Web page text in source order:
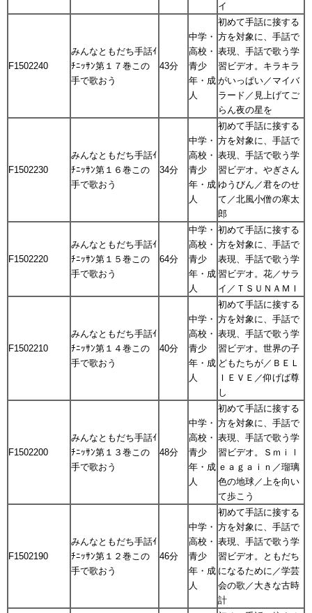
イ
F1502240
みんなともだち手話ｲ
ﾁﾆｯｻﾝ第１７巻この
手で歌おう
43分
中学・
高校・
青少
年・成
人
初めて手話に接する
方を対象に、手話で
表現、手話で歌う学
習ビデオ。キラキラ
がいっぱい／マイバ
ラード／見上げてご
らん夜の星を
F1502230
みんなともだち手話ｲ
ﾁﾆｯｻﾝ第１６巻この
手で歌おう
34分
中学・
高校・
青少
年・成
人
初めて手話に接する
方を対象に、手話で
表現、手話で歌う学
習ビデオ。やぎさん
ゆうびん／君をのせ
て／北風小僧の寒太
郎
F1502220
みんなともだち手話ｲ
ﾁﾆｯｻﾝ第１５巻この
手で歌おう
64分
中学・
高校・
青少
年・成
人
初めて手話に接する
方を対象に、手話で
表現、手話で歌う学
習ビデオ。花／サラ
イ／ＴＳＵＮＡＭＩ
F1502210
みんなともだち手話ｲ
ﾁﾆｯｻﾝ第１４巻この
手で歌おう
40分
中学・
高校・
青少
年・成
人
初めて手話に接する
方を対象に、手話で
表現、手話で歌う学
習ビデオ。世界の子
どもたちが／ＢＥＬ
ＩＥＶＥ／仰げば尊
し
F1502200
みんなともだち手話ｲ
ﾁﾆｯｻﾝ第１３巻この
手で歌おう
48分
中学・
高校・
青少
年・成
人
初めて手話に接する
方を対象に、手話で
表現、手話で歌う学
習ビデオ。Ｓｍｉｌ
ｅａｇａｉｎ／瑠璃
色の地球／上を向い
て歩こう
F1502190
みんなともだち手話ｲ
ﾁﾆｯｻﾝ第１２巻この
手で歌おう
46分
中学・
高校・
青少
年・成
人
初めて手話に接する
方を対象に、手話で
表現、手話で歌う学
習ビデオ。ともだち
になるために／学芸
会の歌／大きな古時
計